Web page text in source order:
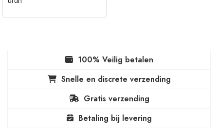
100% Veilig betalen
Snelle en discrete verzending
Gratis verzending
Betaling bij levering